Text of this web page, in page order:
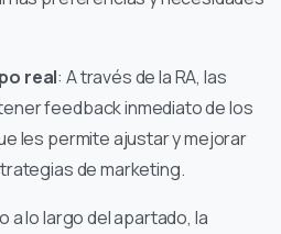
real: A través de la RA, las
feedback inmediato de los
les permite ajustar y mejorar
de marketing.
a lo largo del apartado, la